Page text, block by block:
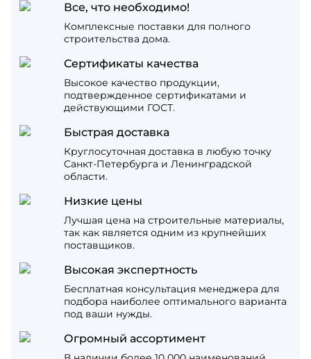
Все, что необходимо!
Комплексные поставки для полного
строительства дома.
Сертификаты качества
Высокое качество продукции,
подтвержденное сертификатами и
действующими ГОСТ.
Быстрая доставка
Круглосуточная доставка в любую точку
Санкт-Петербурга и Ленинградской
области.
Низкие цены
Лучшая цена на строительные материалы,
так как является одним из крупнейших
поставщиков.
Высокая экспертность
Бесплатная консультация менеджера для
подбора наиболее оптимального варианта
под ваши нужды.
Огромный ассортимент